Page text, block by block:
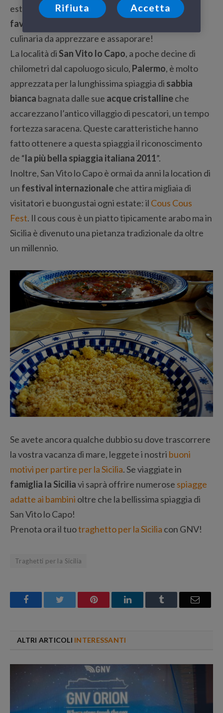
estive in una location famosa per il suomare
favoloso
culinaria da apprezzare e assaporare!
La località diSan Vito lo Capo, a poche decine di
chilometri dal capoluogo siculo, Palermo, è molto
apprezzata per la lunghissima spiaggia di sabbia
bianca bagnata dalle sue acque cristallineche
accarezzano l’antico villaggio di pescatori, un tempo
fortezza saracena. Queste caratteristiche hanno
fatto ottenere a questa spiaggia il riconoscimento
de “la più bella spiaggia italiana 2011”.
Inoltre, San Vito lo Capo è ormai da anni la location di
un festival internazionaleche attira migliaia di
visitatori e buongustai ogni estate: il Cous Cous
Fest. Il cous cous è un piatto tipicamente arabo ma in
Sicilia è divenuto una pietanza tradizionale da oltre
un millennio.
Se avete ancora qualche dubbio su dove trascorrere
la vostra vacanza di mare, leggete i nostri buoni
motivi per partire per la Sicilia. Se viaggiate in
famiglia la Siciliavi saprà offrire numerose spiagge
adatte ai bambini oltre che la bellissima spiaggia di
San Vito lo Capo!
Prenota ora il tuotraghetto per la Sicilia con GNV!
Traghetti per la Sicilia
FacebookTwitter Pinterest LinkedInTumblr Email
ALTRI ARTICOLI INTERESSANTI
Rifiuta Accetta